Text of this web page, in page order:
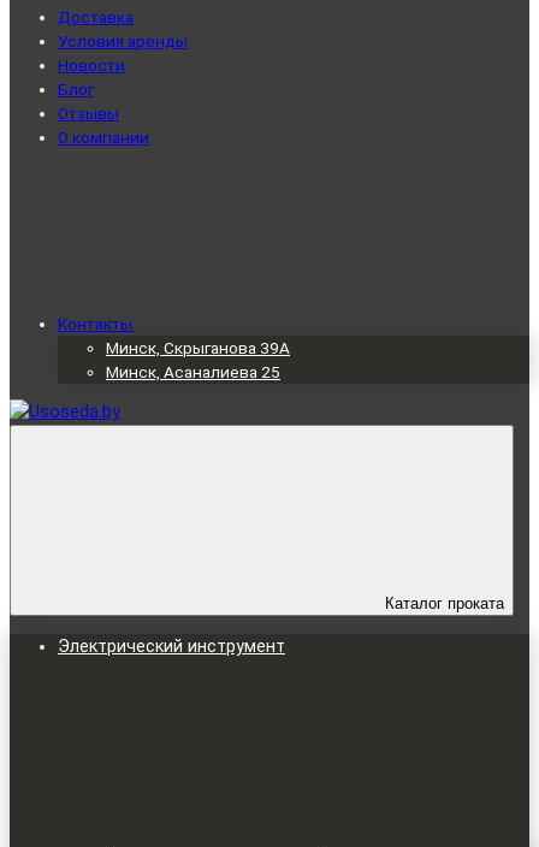
Доставка
Условия аренды
Новости
Блог
Отзывы
О компании
Контакты
Минск, Скрыганова 39А
Минск, Асаналиева 25
Каталог проката
Электрический инструмент